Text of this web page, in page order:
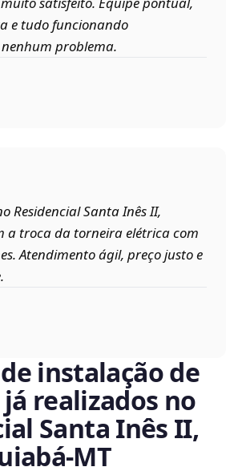
e tudo funcionando
problema.
Residencial Santa Inês II,
a troca da torneira elétrica com
Atendimento ágil, preço justo e
instalação de
realizados no
Santa Inês II,